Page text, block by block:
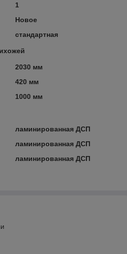
1
Новое
стандартная
2030 мм
420 мм
1000 мм
ламинированная ДСП
ламинированная ДСП
ламинированная ДСП